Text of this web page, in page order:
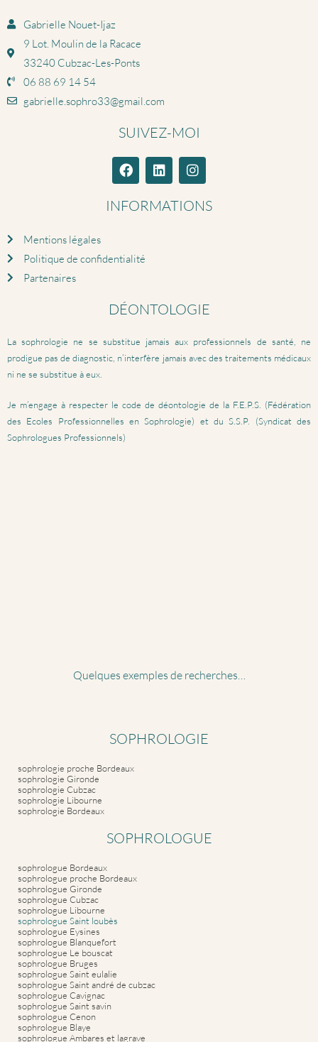
Gabrielle Nouet-Ijaz
9 Lot. Moulin de la Racace
33240 Cubzac-Les-Ponts
06 88 69 14 54
gabrielle.sophro33@gmail.com
SUIVEZ-MOI
INFORMATIONS
Mentions légales
Politique de confidentialité
Partenaires
DÉONTOLOGIE
La sophrologie ne se substitue jamais aux professionnels de santé, ne
prodigue pas de diagnostic, n’interfère jamais avec des traitements médicaux
ni ne se substitue à eux.
Je m’engage à respecter le code de déontologie de la F.E.P.S. (Fédération
des Ecoles Professionnelles en Sophrologie) et du S.S.P. (Syndicat des
Sophrologues Professionnels)
Quelques exemples de recherches…
SOPHROLOGIE
sophrologie proche Bordeaux
sophrologie Gironde
sophrologie Cubzac
sophrologie Libourne
sophrologie Bordeaux
SOPHROLOGUE
sophrologue Bordeaux
sophrologue proche Bordeaux
sophrologue Gironde
sophrologue Cubzac
sophrologue Libourne
sophrologue Saint loubès
sophrologue Eysines
sophrologue Blanquefort
sophrologue Le bouscat
sophrologue Bruges
sophrologue Saint eulalie
sophrologue Saint andré de cubzac
sophrologue Cavignac
sophrologue Saint savin
sophrologue Cenon
sophrologue Blaye
sophrologue Ambares et lagrave